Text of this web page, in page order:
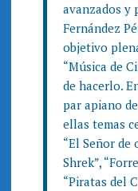
avanzados y
Fernández
objetivo
“Música de
de hacerlo.
par apiano
ellas temas
“El Señor de
Shrek”,
“Piratas del